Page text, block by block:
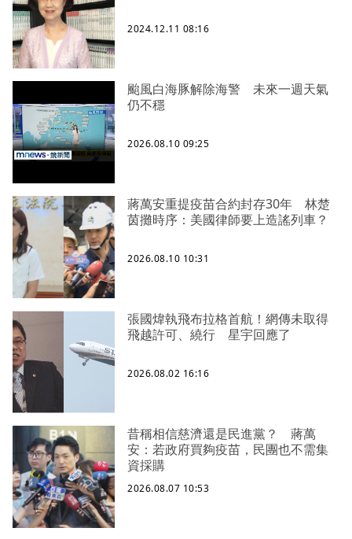
2024.12.11 08:16
颱風白海豚解除海警 未來一週天氣
仍不穩
2026.08.10 09:25
蔣萬安重提疫苗合約封存30年 林楚
茵攤時序：美國律師要上造謠列車？
2026.08.10 10:31
張國煒執飛布拉格首航！網傳未取得
飛越許可、繞行 星宇回應了
2026.08.02 16:16
昔稱相信慈濟還是民進黨？ 蔣萬
安：若政府買夠疫苗，民團也不需集
資採購
2026.08.07 10:53